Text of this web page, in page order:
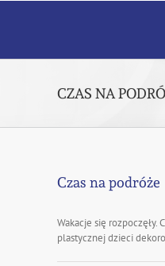
CZAS NA
Czas na podróże
Wakacje się
plastycznej dzieci